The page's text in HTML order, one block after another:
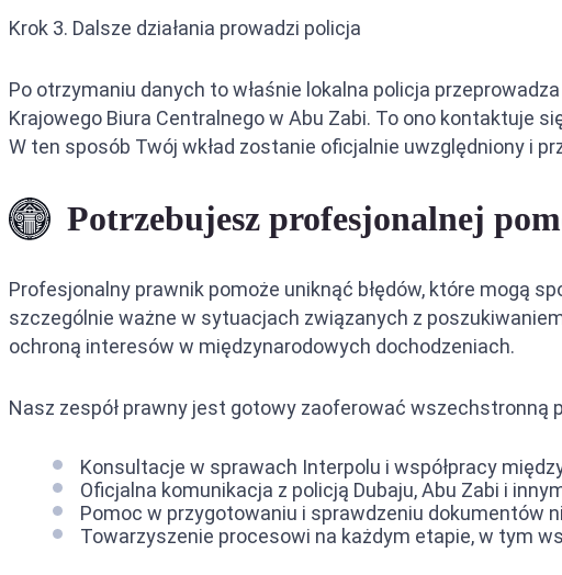
Krok 3. Dalsze działania prowadzi policja
Po otrzymaniu danych to właśnie lokalna policja
Krajowego Biura Centralnego w Abu Zabi. To ono kontaktuje
W ten sposób Twój wkład zostanie oficjalnie uwzględniony i
Potrzebujesz profesjonalnej
Profesjonalny prawnik pomoże uniknąć błędów, które mogą
szczególnie ważne w sytuacjach związanych z
ochroną interesów w międzynarodowych dochodzeniach.
Nasz zespół prawny jest gotowy zaoferować wszechstronną
Konsultacje w sprawach Interpolu i współpracy
Oficjalna komunikacja z policją Dubaju, Abu Zabi i
Pomoc w przygotowaniu i sprawdzeniu dokumentów
Towarzyszenie procesowi na każdym etapie, w tym